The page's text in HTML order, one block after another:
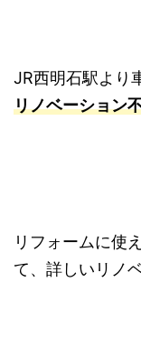
JR西明石駅より
リノベーション
リフォームに使
て、詳しいリノ